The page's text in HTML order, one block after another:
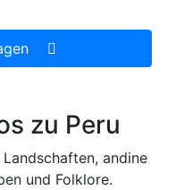
zu Peru
andine
und Folklore.